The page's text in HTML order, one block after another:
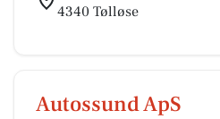
4340 Tølløse
Autossund ApS